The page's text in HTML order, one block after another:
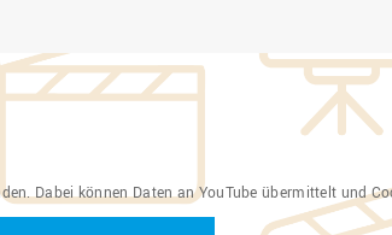
Dabei können Daten an YouTube übermittelt und